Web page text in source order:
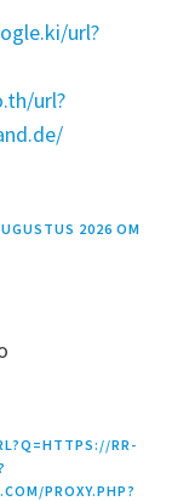
url?
url?
2026 OM
RR-
PROXY.PHP?